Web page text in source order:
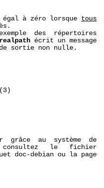
égal à zéro lorsque
tous
des  répertoires
realpath écrit un message
sortie non nulle.
(3)
grâce  au  système  de
le   fichier
doc-debian ou la page